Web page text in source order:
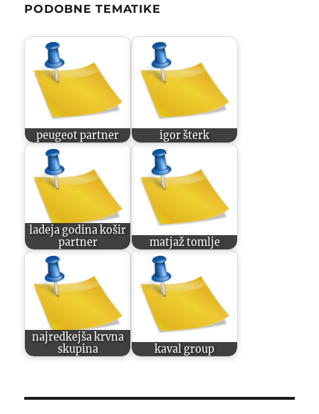
PODOBNE TEMATIKE
peugeot partner igor šterk
ladeja godina košir
partner
matjaž tomlje
najredkejša krvna
skupina
kaval group